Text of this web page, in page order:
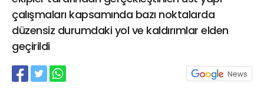
çalışmaları kapsamında bazı noktalarda
düzensiz durumdaki yol ve kaldırımlar elden
geçirildi
21 Gölcük
02624132333